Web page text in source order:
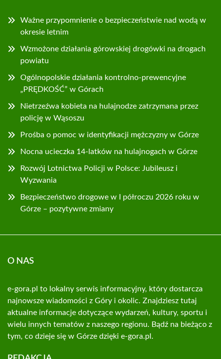
Ważne przypomnienie o bezpieczeństwie nad wodą w
okresie letnim
Wzmożone działania górowskiej drogówki na drogach
powiatu
Ogólnopolskie działania kontrolno-prewencyjne
„PRĘDKOŚĆ” w Górach
Nietrzeźwa kobieta na hulajnodze zatrzymana przez
policję w Wąsoszu
Prośba o pomoc w identyfikacji mężczyzny w Górze
Nocna ucieczka 14-latków na hulajnogach w Górze
Rozwój Lotnictwa Policji w Polsce: Jubileusz i
Wyzwania
Bezpieczeństwo drogowe w I półroczu 2026 roku w
Górze – pozytywne zmiany
O NAS
e-gora.pl to lokalny serwis informacyjny, który dostarcza
najnowsze wiadomości z Góry i okolic. Znajdziesz tutaj
aktualne informacje dotyczące wydarzeń, kultury, sportu i
wielu innych tematów z naszego regionu. Bądź na bieżąco z
tym, co dzieje się w Górze dzięki e-gora.pl.